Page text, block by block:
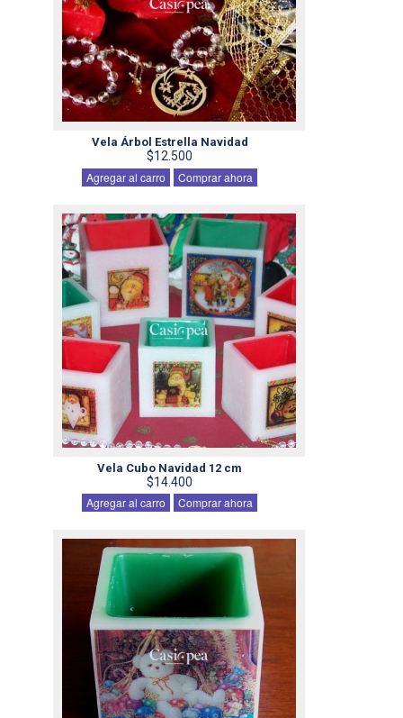
Vela Árbol Estrella Navidad
$12.500
Agregar al carro Comprar ahora
Vela Cubo Navidad 12 cm
$14.400
Agregar al carro Comprar ahora